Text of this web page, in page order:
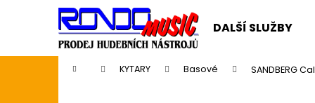
DALŠÍ SLUŽBY
Domů KYTARY Basové SANDBERG
í
Zpět
do
Zpět
do